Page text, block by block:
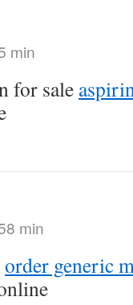
min
for sale
min
order generic